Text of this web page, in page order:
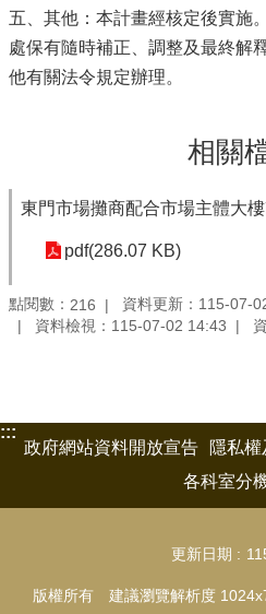
五、其他：本計畫經核定後實施
處保有隨時補正、調整及最終解
他有關法令規定辦理。
相關
東門市場攤商配合市場主體大
pdf(286.07 KB)
點閱數： 216
資料更新：115-07-
資料檢視：115-07-02 14:43
:::
政府網站資料開放宣告
隱私
各科室分
更新日期
版權所有 建議瀏覽解析度